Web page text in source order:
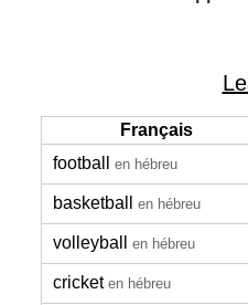
Français
football
en hébreu
basketball en hébreu
volleyball en hébreu
cricket en hébreu